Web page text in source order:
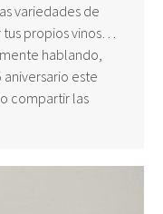
variedades de
propios vinos…
hablando,
aniversario este
compartir las